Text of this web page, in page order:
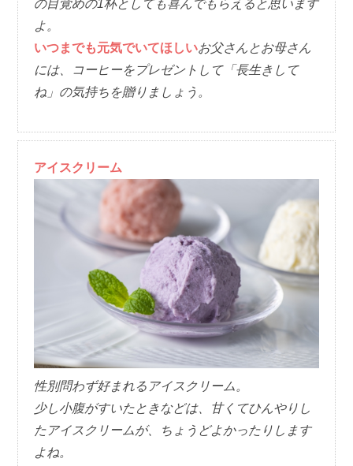
の目覚めの1杯としても喜んでもらえると思います
よ。
いつまでも元気でいてほしいお父さんとお母さん
には、コーヒーをプレゼントして「長生きして
ね」の気持ちを贈りましょう。
アイスクリーム
性別問わず好まれるアイスクリーム。
少し小腹がすいたときなどは、甘くてひんやりし
たアイスクリームが、ちょうどよかったりします
よね。